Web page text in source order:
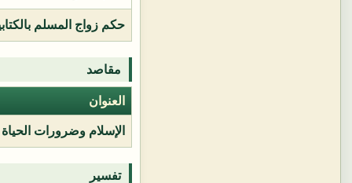
حكم زواج المسلم
مقاصد
العنوان
الإسلام وضرورات الحياة
تفسير